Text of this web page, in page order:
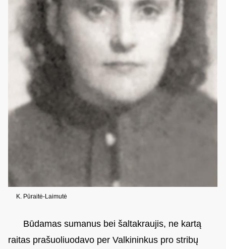
K. Pūraitė-Laimutė
Būdamas sumanus bei šaltakraujis, ne kartą
raitas prašuoliuodavo per Valkininkus pro stribų